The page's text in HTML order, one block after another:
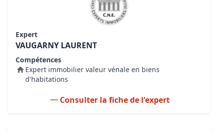
Expert
VAUGARNY LAURENT
Compétences
Expert immobilier valeur vénale en biens
d'habitations
Consulter la fiche de l'expert